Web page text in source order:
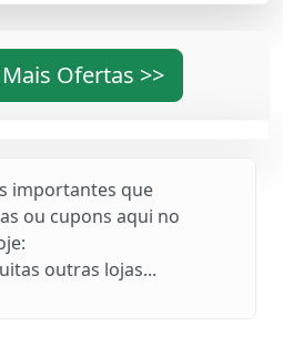
Ofertas >>
importantes que
ou cupons aqui no
outras lojas...